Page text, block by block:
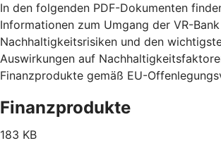
In den folgenden PDF-Dokumenten
Informationen zum Umgang der VR-
Nachhaltigkeitsrisiken und den
Auswirkungen auf
Finanzprodukte gemäß EU-
Finanzprodukte
183 KB